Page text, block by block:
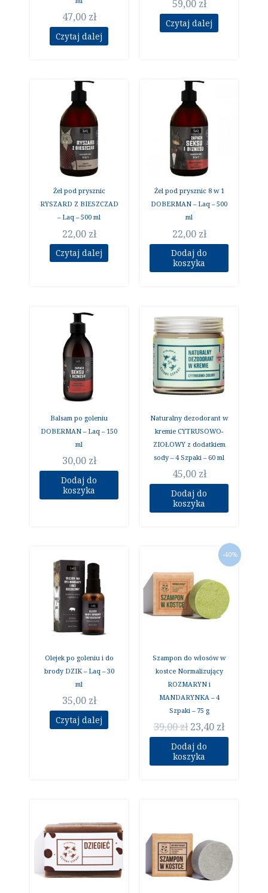
47,00 zł
Czytaj dalej
59,00 zł
Czytaj dalej
Żel pod prysznic
RYSZARD Z BIESZCZAD
– Laq – 500 ml
22,00 zł
Czytaj dalej
Żel pod prysznic 8 w 1
DOBERMAN – Laq – 500
ml
22,00 zł
Dodaj do
koszyka
Balsam po goleniu
DOBERMAN – Laq – 150
ml
30,00 zł
Dodaj do
koszyka
Naturalny dezodorant w
kremie CYTRUSOWO-
ZIOŁOWY z dodatkiem
sody – 4 Szpaki – 60 ml
45,00 zł
Dodaj do
koszyka
Olejek po goleniu i do
brody DZIK – Laq – 30
ml
35,00 zł
Czytaj dalej
-40%
Szampon do włosów w
kostce Normalizujący
ROZMARYN i
MANDARYNKA – 4
Szpaki – 75 g
39,00zł
Pierwotna
wynosiła:
39,00 zł.
23,40 zł
Aktualna
cena
23,40 zł.
Dodaj do
koszyka